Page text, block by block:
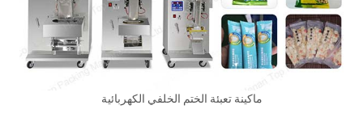
ماكينة تعبئة الختم الخلفي الكهربائية